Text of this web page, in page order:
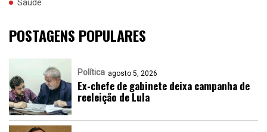
Saúde
POSTAGENS POPULARES
Política agosto 5, 2026
Ex-chefe de gabinete deixa campanha de
reeleição de Lula